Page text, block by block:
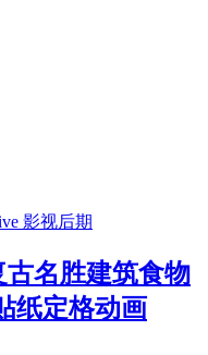
影视后期
古名胜建筑食物
纸定格动画